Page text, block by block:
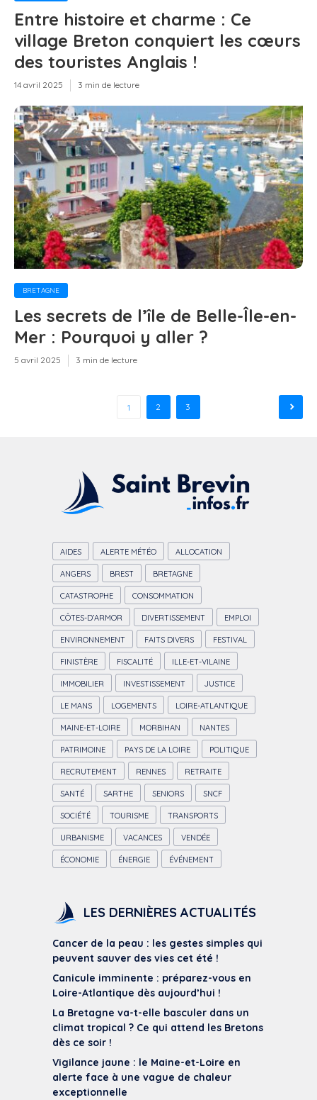
Entre histoire et charme : Ce
village Breton conquiert les cœurs
des touristes Anglais !
14 avril 2025 3 min de lecture
BRETAGNE
Les secrets de l’île de Belle-Île-en-
Mer : Pourquoi y aller ?
5 avril 2025 3 min de lecture
Pagination
publications
1 2 3
AIDES ALERTE MÉTÉO ALLOCATION
ANGERS BREST BRETAGNE
CATASTROPHE CONSOMMATION
CÔTES-D’ARMOR DIVERTISSEMENT EMPLOI
ENVIRONNEMENT FAITS DIVERS FESTIVAL
FINISTÈRE FISCALITÉ ILLE-ET-VILAINE
IMMOBILIER INVESTISSEMENT JUSTICE
LE MANS LOGEMENTS LOIRE-ATLANTIQUE
MAINE-ET-LOIRE MORBIHAN NANTES
PATRIMOINE PAYS DE LA LOIRE POLITIQUE
RECRUTEMENT RENNES RETRAITE
SANTÉ SARTHE SENIORS SNCF
SOCIÉTÉ TOURISME TRANSPORTS
URBANISME VACANCES VENDÉE
ÉCONOMIE ÉNERGIE ÉVÉNEMENT
LES DERNIÈRES ACTUALITÉS
Cancer de la peau : les gestes simples qui
peuvent sauver des vies cet été !
Canicule imminente : préparez-vous en
Loire-Atlantique dès aujourd’hui !
La Bretagne va-t-elle basculer dans un
climat tropical ? Ce qui attend les Bretons
dès ce soir !
Vigilance jaune : le Maine-et-Loire en
alerte face à une vague de chaleur
exceptionnelle